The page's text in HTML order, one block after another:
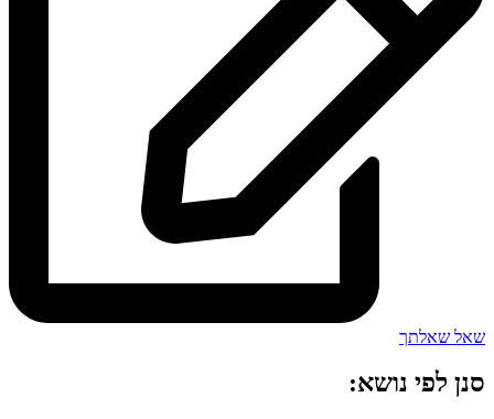
שאל שאלתך
סנן לפי נושא: